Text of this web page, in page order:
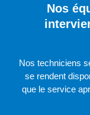
Nos
Nos techniciens
se rendent
que le service